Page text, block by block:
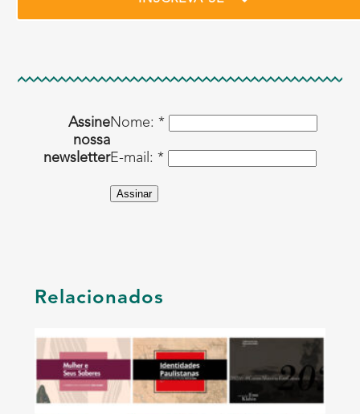
Assine
nossa
newsletter
Nome: *
E-mail: *
Assinar
Relacionados